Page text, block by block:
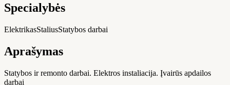
Specialybės
ElektrikasStaliusStatybos darbai
Aprašymas
Statybos ir remonto darbai. Elektros instaliacija. Įvairūs apdailos
darbai